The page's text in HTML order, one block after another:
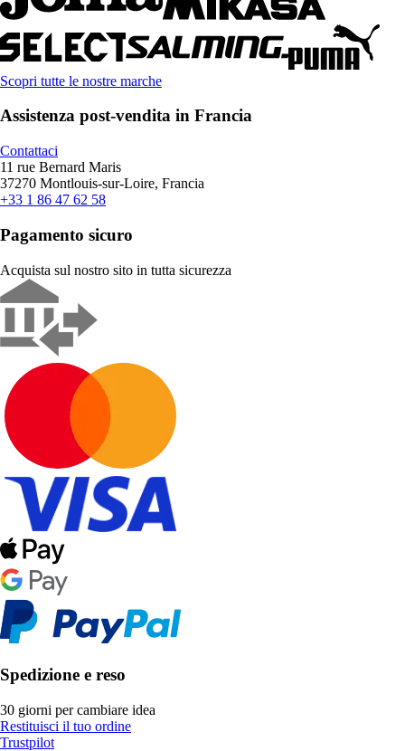
Scopri tutte le nostre marche
Assistenza post-vendita in Francia
Contattaci
11 rue Bernard Maris
37270 Montlouis-sur-Loire, Francia
+33 1 86 47 62 58
Pagamento sicuro
Acquista sul nostro sito in tutta sicurezza
Spedizione e reso
30 giorni per cambiare idea
Restituisci il tuo ordine
Trustpilot